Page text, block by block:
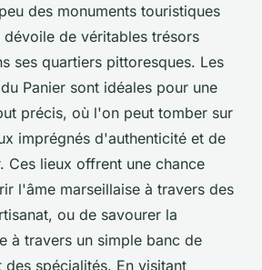
des monuments touristiques
de véritables trésors
ses quartiers pittoresques. Les
Panier sont idéales pour une
précis, où l'on peut tomber sur
imprégnés d'authenticité et de
Ces lieux offrent une chance
l'âme marseillaise à travers des
ou de savourer la
à travers un simple banc de
spécialités. En visitant